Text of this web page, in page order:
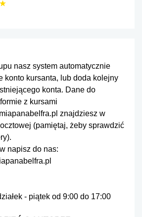
☆
★
nasz system automatycznie
konto kursanta, lub doda kolejny
konta. Dane do
z kursami
znajdziesz w
(pamiętaj, żeby sprawdzić
napisz do nas:
- piątek od 9:00 do 17:00